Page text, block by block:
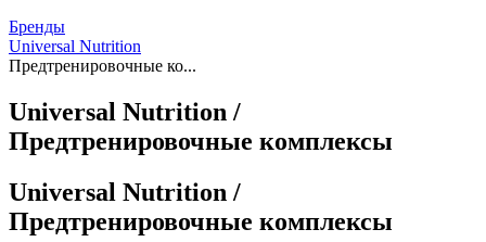
Бренды
Universal Nutrition
Предтренировочные ко...
Universal Nutrition /
Предтренировочные комплексы
Universal Nutrition /
Предтренировочные комплексы